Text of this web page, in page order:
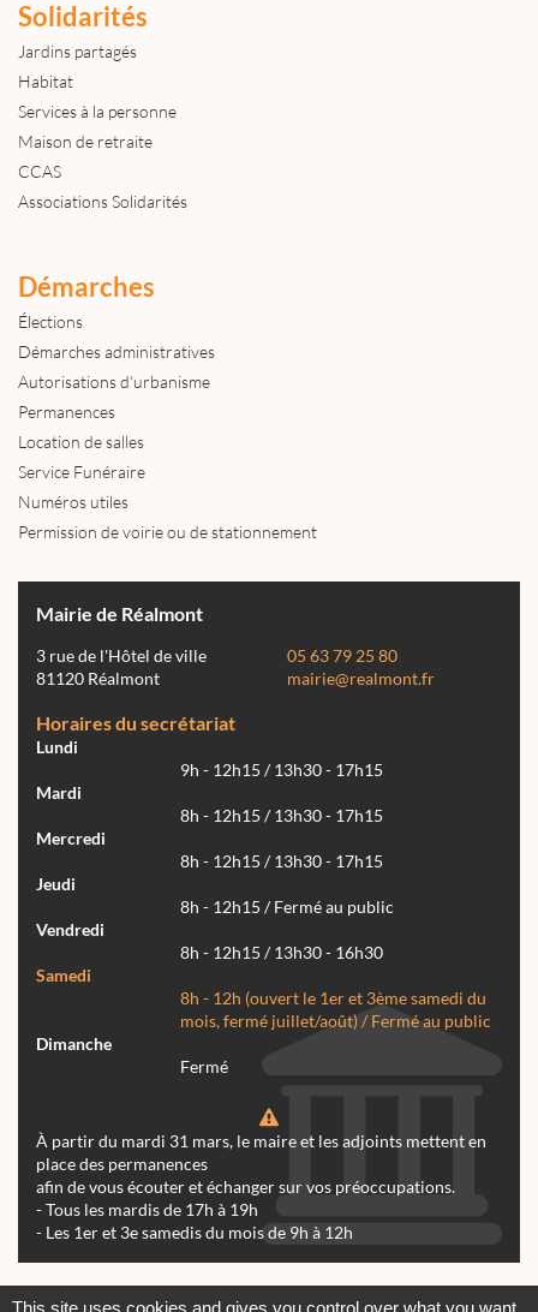
Solidarités
Jardins partagés
Habitat
Services à la personne
Maison de retraite
CCAS
Associations Solidarités
Démarches
Élections
Démarches administratives
Autorisations d'urbanisme
Permanences
Location de salles
Service Funéraire
Numéros utiles
Permission de voirie ou de stationnement
Mairie de Réalmont
3 rue de l'Hôtel de ville
81120 Réalmont
05 63 79 25 80
mairie@realmont.fr
Horaires du secrétariat
Lundi
9h - 12h15 / 13h30 - 17h15
Mardi
8h - 12h15 / 13h30 - 17h15
Mercredi
8h - 12h15 / 13h30 - 17h15
Jeudi
8h - 12h15 / Fermé au public
Vendredi
8h - 12h15 / 13h30 - 16h30
Samedi
8h - 12h (ouvert le 1er et 3ème samedi du
mois, fermé juillet/août) / Fermé au public
Dimanche
Fermé
À partir du mardi 31 mars, le maire et les adjoints mettent en
place des permanences
afin de vous écouter et échanger sur vos préoccupations.
- Tous les mardis de 17h à 19h
- Les 1er et 3e samedis du mois de 9h à 12h
This site uses cookies and gives you control over what you want